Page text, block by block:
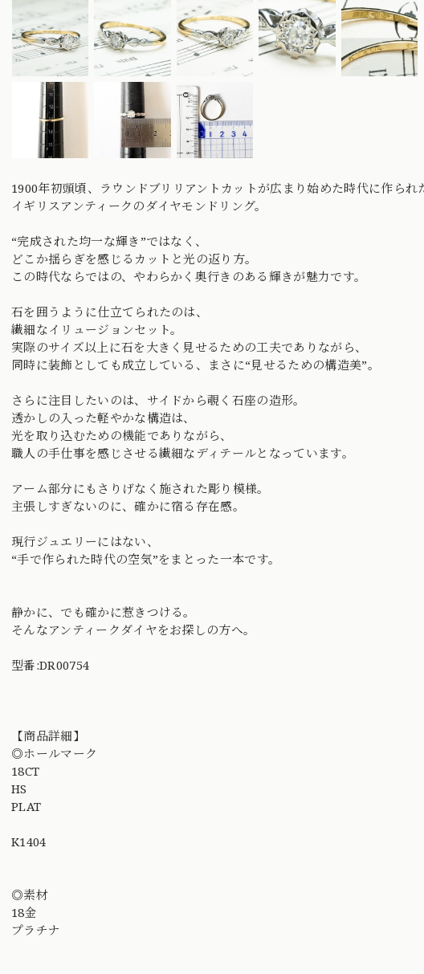
1900年初頭頃、ラウンドブリリアントカットが広まり始めた時代に作られ
イギリスアンティークのダイヤモンドリング。
“完成された均一な輝き”ではなく、
どこか揺らぎを感じるカットと光の返り方。
この時代ならではの、やわらかく奥行きのある輝きが魅力です。
石を囲うように仕立てられたのは、
繊細なイリュージョンセット。
実際のサイズ以上に石を大きく見せるための工夫でありながら、
同時に装飾としても成立している、まさに“見せるための構造美”。
さらに注目したいのは、サイドから覗く石座の造形。
透かしの入った軽やかな構造は、
光を取り込むための機能でありながら、
職人の手仕事を感じさせる繊細なディテールとなっています。
アーム部分にもさりげなく施された彫り模様。
主張しすぎないのに、確かに宿る存在感。
現行ジュエリーにはない、
“手で作られた時代の空気”をまとった一本です。
静かに、でも確かに惹きつける。
そんなアンティークダイヤをお探しの方へ。
型番:DR00754
【商品詳細】
◎ホールマーク
18CT
HS
PLAT
K1404
◎素材
18金
プラチナ